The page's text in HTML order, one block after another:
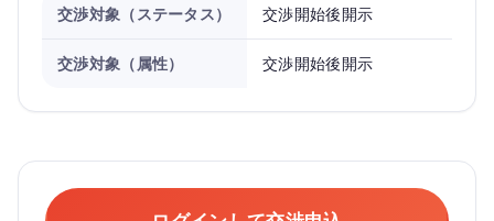
交渉対象（ステータス） 交渉開始後開示
交渉対象（属性） 交渉開始後開示